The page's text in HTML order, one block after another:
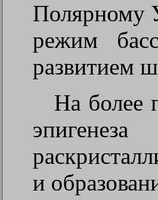
Полярному
режим
развитием
На более
и